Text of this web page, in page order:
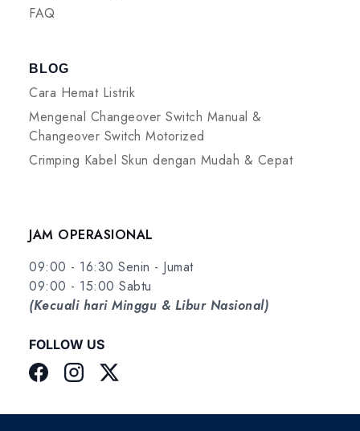
FAQ
BLOG
Cara Hemat Listrik
Mengenal Changeover Switch Manual &
Changeover Switch Motorized
Crimping Kabel Skun dengan Mudah & Cepat
JAM OPERASIONAL
09:00 - 16:30 Senin - Jumat
09:00 - 15:00 Sabtu
(Kecuali hari Minggu & Libur Nasional)
FOLLOW US
FacebookInstagramTwitter